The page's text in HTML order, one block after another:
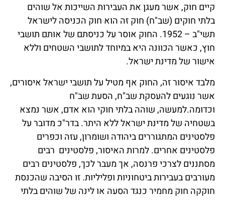
קיים חוק, אשר מעגן את העבירות השייכות אל שוהים
בלתי חוקים (שב"ח) חוק זה הוא חוק הכניסה לישראל
תשי"ב – 1952. החוק אוסר על כניסתם של אותם תושבי
חוץ, כאשר הכוונה היא במיוחד לתושבי השטחים וללא
אישור של מדינת ישראל.
מלבד איסור זה, החוק אף מטיל על תושבי ישראל איסורים,
אשר נוגעים להעסקת שב"ח, הסעת שב"ח
וכדומה.למעשה, שוהה בלתי חוקי הוא אדם, אשר נמצא
בשטחיה של מדינת ישראל ללא היתר. בדר"כ מדובר על
פלסטינים המתגוררים ביהודה ושומרון, עזה וכפרים
פלסטינים אחרים. למרות האיסור, פלסטינים רבים
מסתננים לצרכי פרנסה, אך מעבר לכך, פלסטינים רבים
מעורבים בעבירות ביטחוניות ופליליות. זו הסיבה שהכנסת
חוקקה חוק מחמיר כנגד הסעה או לינה של שוהים בלתי